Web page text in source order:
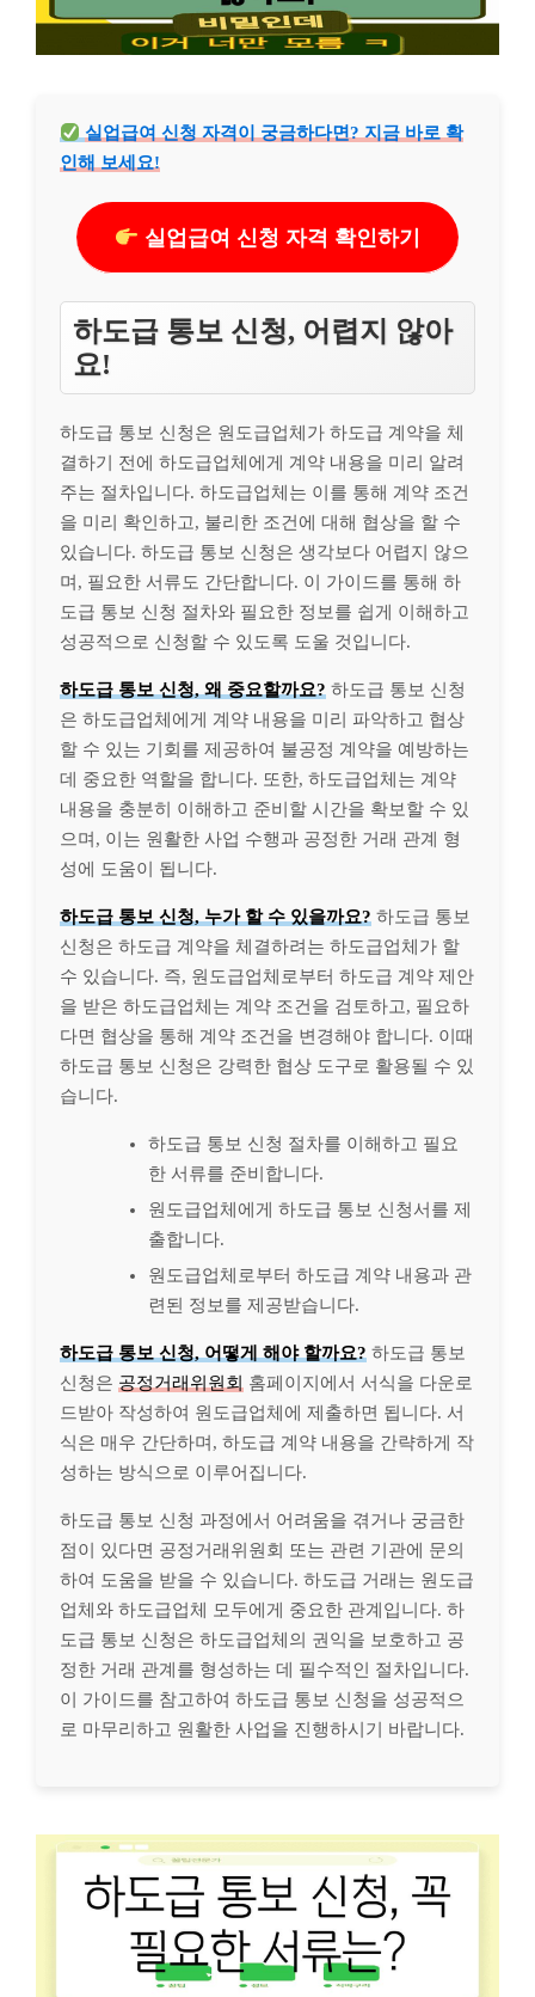
실업급여 신청 자격이 궁금하다면? 지금 바로 확
인해 보세요!
실업급여 신청 자격 확인하기
하도급 통보 신청, 어렵지 않아
요!
하도급 통보 신청은 원도급업체가 하도급 계약을 체
결하기 전에 하도급업체에게 계약 내용을 미리 알려
주는 절차입니다. 하도급업체는 이를 통해 계약 조건
을 미리 확인하고, 불리한 조건에 대해 협상을 할 수
있습니다. 하도급 통보 신청은 생각보다 어렵지 않으
며, 필요한 서류도 간단합니다. 이 가이드를 통해 하
도급 통보 신청 절차와 필요한 정보를 쉽게 이해하고
성공적으로 신청할 수 있도록 도울 것입니다.
하도급 통보 신청, 왜 중요할까요? 하도급 통보 신청
은 하도급업체에게 계약 내용을 미리 파악하고 협상
할 수 있는 기회를 제공하여 불공정 계약을 예방하는
데 중요한 역할을 합니다. 또한, 하도급업체는 계약
내용을 충분히 이해하고 준비할 시간을 확보할 수 있
으며, 이는 원활한 사업 수행과 공정한 거래 관계 형
성에 도움이 됩니다.
하도급 통보 신청, 누가 할 수 있을까요? 하도급 통보
신청은 하도급 계약을 체결하려는 하도급업체가 할
수 있습니다. 즉, 원도급업체로부터 하도급 계약 제안
을 받은 하도급업체는 계약 조건을 검토하고, 필요하
다면 협상을 통해 계약 조건을 변경해야 합니다. 이때
하도급 통보 신청은 강력한 협상 도구로 활용될 수 있
습니다.
하도급 통보 신청 절차를 이해하고 필요
한 서류를 준비합니다.
원도급업체에게 하도급 통보 신청서를 제
출합니다.
원도급업체로부터 하도급 계약 내용과 관
련된 정보를 제공받습니다.
하도급 통보 신청, 어떻게 해야 할까요? 하도급 통보
신청은 공정거래위원회 홈페이지에서 서식을 다운로
드받아 작성하여 원도급업체에 제출하면 됩니다. 서
식은 매우 간단하며, 하도급 계약 내용을 간략하게 작
성하는 방식으로 이루어집니다.
하도급 통보 신청 과정에서 어려움을 겪거나 궁금한
점이 있다면 공정거래위원회 또는 관련 기관에 문의
하여 도움을 받을 수 있습니다. 하도급 거래는 원도급
업체와 하도급업체 모두에게 중요한 관계입니다. 하
도급 통보 신청은 하도급업체의 권익을 보호하고 공
정한 거래 관계를 형성하는 데 필수적인 절차입니다.
이 가이드를 참고하여 하도급 통보 신청을 성공적으
로 마무리하고 원활한 사업을 진행하시기 바랍니다.